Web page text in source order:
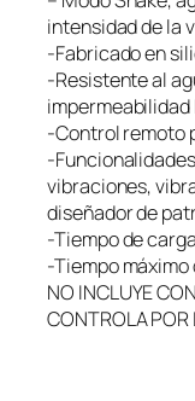
intensidad de la
-Fabricado en
-Resistente al
impermeabilidad
-Control remoto
-
vibraciones,
diseñador de
-Tiempo de
-Tiempo máximo
NO INCLUYE
CONTROLA POR